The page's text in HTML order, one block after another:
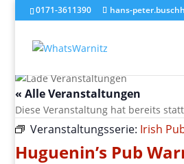
0171-3611390 hans-
« Alle Veranstaltungen
Diese Veranstaltung hat bereits
Veranstaltungsserie: Irish
Huguenin’s Pub